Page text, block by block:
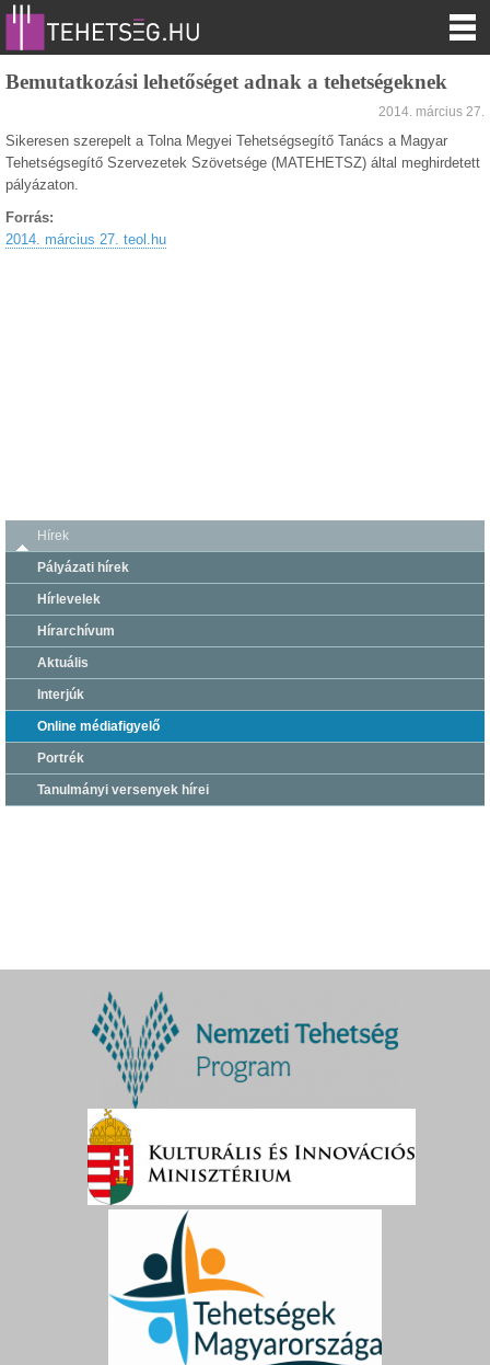
Bemutatkozási lehetőséget adnak a tehetségeknek
2014. március 27.
Sikeresen szerepelt a Tolna Megyei Tehetségsegítő Tanács a Magyar
Tehetségsegítő Szervezetek Szövetsége (MATEHETSZ) által meghirdetett
pályázaton.
Forrás:
2014. március 27. teol.hu
Hírek
Pályázati hírek
Hírlevelek
Hírarchívum
Aktuális
Interjúk
Online médiafigyelő
Portrék
Tanulmányi versenyek hírei